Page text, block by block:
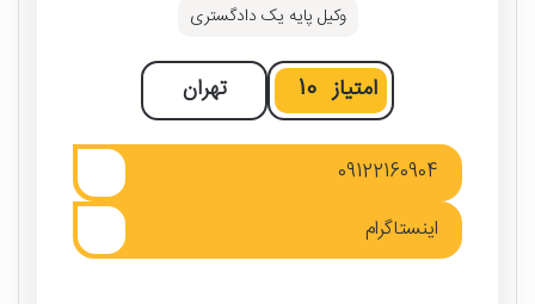
وکیل پایه یک دادگستری
امتیاز 10 تهران
09122160904
اینستاگرام